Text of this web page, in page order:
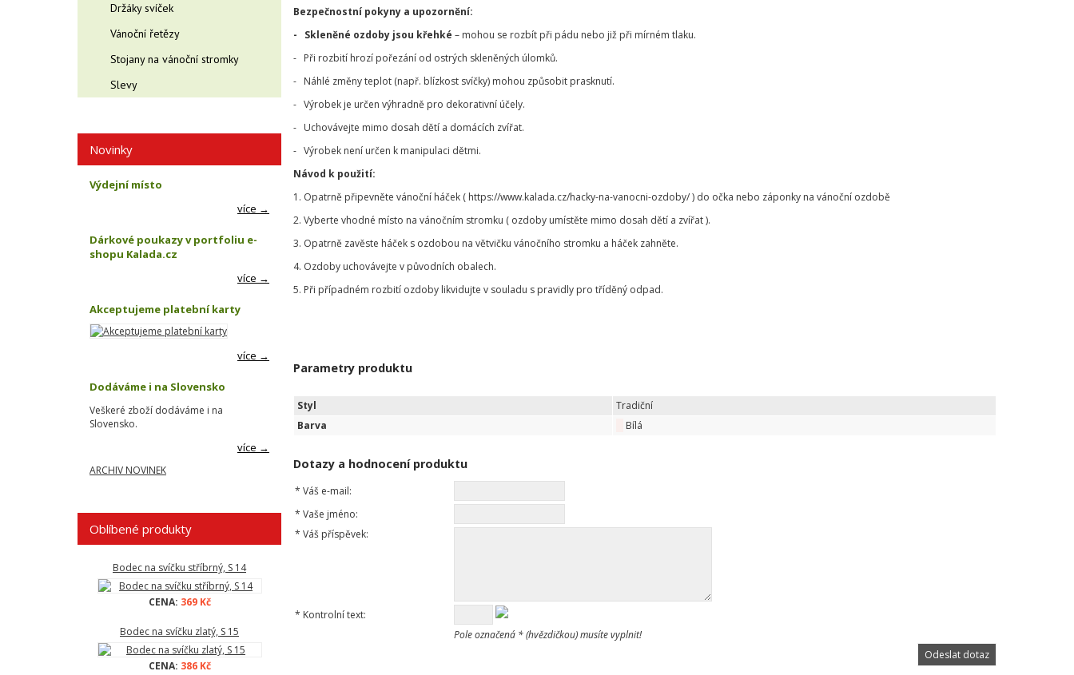
Držáky svíček
Vánoční řetězy
Stojany na vánoční stromky
Slevy
Novinky
Výdejní místo
více →
Dárkové poukazy v portfoliu e-
shopu Kalada.cz
více →
Akceptujeme platební karty
více →
Dodáváme i na Slovensko
Veškeré zboží dodáváme i na
Slovensko.
více →
ARCHIV NOVINEK
Oblíbené produkty
Bodec na svíčku stříbrný, S 14
CENA: 369 Kč
Bodec na svíčku zlatý, S 15
CENA: 386 Kč
Bezpečnostní pokyny a upozornění:
- Skleněné ozdoby jsou křehké – mohou se rozbít při pádu nebo již při mírném tlaku.
- Při rozbití hrozí pořezání od ostrých skleněných úlomků.
- Náhlé změny teplot (např. blízkost svíčky) mohou způsobit prasknutí.
- Výrobek je určen výhradně pro dekorativní účely.
- Uchovávejte mimo dosah dětí a domácích zvířat.
- Výrobek není určen k manipulaci dětmi.
Návod k použití:
1. Opatrně připevněte vánoční háček ( https://www.kalada.cz/hacky-na-vanocni-ozdoby/ ) do očka nebo záponky na vánoční ozdobě
2. Vyberte vhodné místo na vánočním stromku ( ozdoby umístěte mimo dosah dětí a zvířat ).
3. Opatrně zavěste háček s ozdobou na větvičku vánočního stromku a háček zahněte.
4. Ozdoby uchovávejte v původních obalech.
5. Při případném rozbití ozdoby likvidujte v souladu s pravidly pro tříděný odpad.
Parametry produktu
Styl
Tradiční
Barva
Bílá
Dotazy a hodnocení produktu
* Váš e-mail:
* Vaše jméno:
* Váš příspěvek:
* Kontrolní text:
Pole označená * (hvězdičkou) musíte vyplnit!